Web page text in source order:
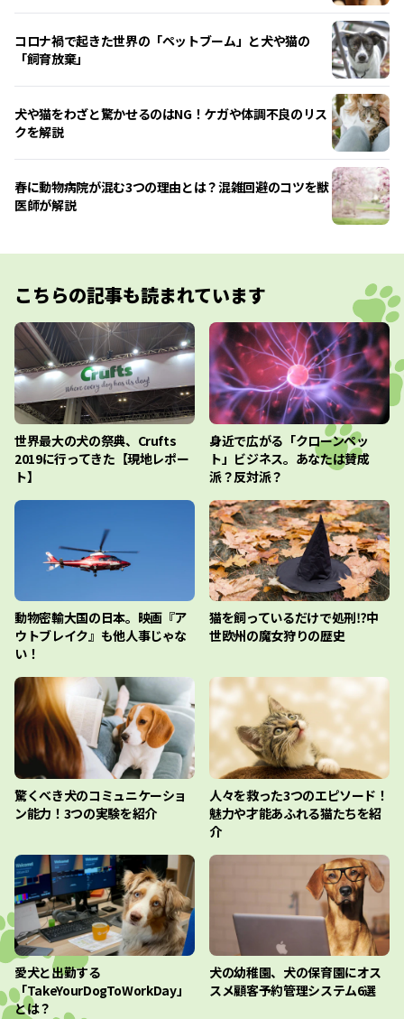
コロナ禍で起きた世界の「ペットブーム」と犬や猫の
「飼育放棄」
犬や猫をわざと驚かせるのはNG！ケガや体調不良のリス
クを解説
春に動物病院が混む3つの理由とは？混雑回避のコツを獣
医師が解説
こちらの記事も読まれています
世界最大の犬の祭典、Crufts
2019に行ってきた【現地レポー
ト】
身近で広がる「クローンペッ
ト」ビジネス。あなたは賛成
派？反対派？
動物密輸大国の日本。映画『ア
ウトブレイク』も他人事じゃな
い！
猫を飼っているだけで処刑⁉︎中
世欧州の魔女狩りの歴史
驚くべき犬のコミュニケーショ
ン能力！3つの実験を紹介
人々を救った3つのエピソード！
魅力や才能あふれる猫たちを紹
介
愛犬と出勤する
「TakeYourDogToWorkDay」
とは？
犬の幼稚園、犬の保育園にオス
スメ顧客予約管理システム6選